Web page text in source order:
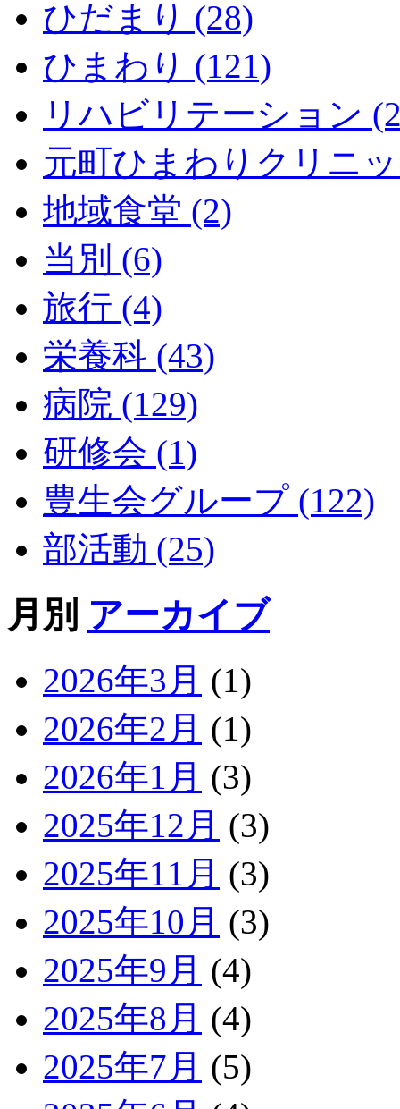
ひだまり (28)
ひまわり (121)
リハビリテーション
元町ひまわりクリニ
地域食堂 (2)
当別 (6)
旅行 (4)
栄養科 (43)
病院 (129)
研修会 (1)
豊生会グループ (122)
部活動 (25)
月別 アーカイブ
2026年3月 (1)
2026年2月 (1)
2026年1月 (3)
2025年12月 (3)
2025年11月 (3)
2025年10月 (3)
2025年9月 (4)
2025年8月 (4)
2025年7月 (5)